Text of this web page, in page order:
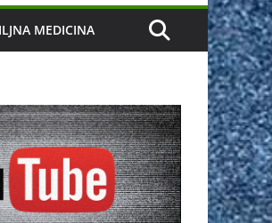
MEDICINA